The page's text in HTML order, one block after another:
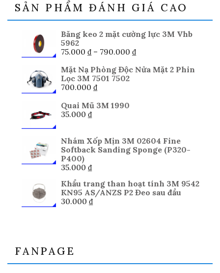
SẢN PHẨM ĐÁNH GIÁ CAO
Băng keo 2 mặt cường lực 3M Vhb
5962
75.000 ₫ – 790.000 ₫Khoảng
từ
Mặt Nạ Phòng Độc Nửa Mặt 2 Phin
Lọc 3M 7501 7502
700.000 ₫
Quai Mũ 3M 1990
35.000 ₫
Nhám Xốp Mịn 3M 02604 Fine
Softback Sanding Sponge (P320-
P400)
35.000 ₫
Khẩu trang than hoạt tính 3M 9542
KN95 AS/ANZS P2 Đeo sau đầu
30.000 ₫
FANPAGE